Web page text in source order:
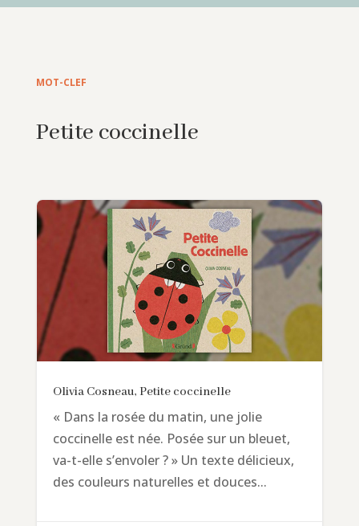
MOT-CLEF
Petite coccinelle
Olivia Cosneau, Petite coccinelle
« Dans la rosée du matin, une jolie
coccinelle est née. Posée sur un bleuet,
va-t-elle s’envoler ? » Un texte délicieux,
des couleurs naturelles et douces...